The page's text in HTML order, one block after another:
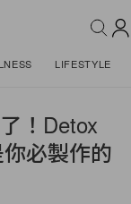
LIFESTYLE
！Detox
必製作的